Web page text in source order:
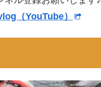
（YouTube）